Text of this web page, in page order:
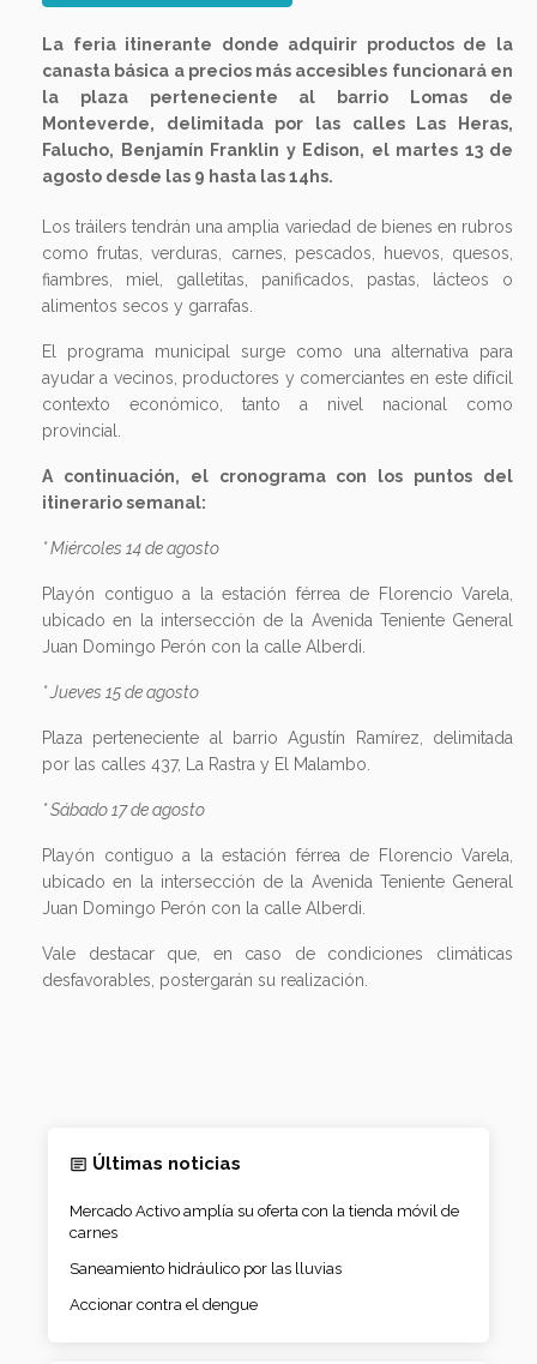
La feria itinerante donde adquirir productos de la
canasta básica a precios más accesibles funcionará en
la plaza perteneciente al barrio Lomas de
Monteverde, delimitada por las calles Las Heras,
Falucho, Benjamín Franklin y Edison, el martes 13 de
agosto desde las 9 hasta las 14hs.
Los tráilers tendrán una amplia variedad de bienes en rubros
como frutas, verduras, carnes, pescados, huevos, quesos,
fiambres, miel, galletitas, panificados, pastas, lácteos o
alimentos secos y garrafas.
El programa municipal surge como una alternativa para
ayudar a vecinos, productores y comerciantes en este difícil
contexto económico, tanto a nivel nacional como
provincial.
A continuación, el cronograma con los puntos del
itinerario semanal:
* Miércoles 14 de agosto
Playón contiguo a la estación férrea de Florencio Varela,
ubicado en la intersección de la Avenida Teniente General
Juan Domingo Perón con la calle Alberdi.
* Jueves 15 de agosto
Plaza perteneciente al barrio Agustín Ramírez, delimitada
por las calles 437, La Rastra y El Malambo.
* Sábado 17 de agosto
Playón contiguo a la estación férrea de Florencio Varela,
ubicado en la intersección de la Avenida Teniente General
Juan Domingo Perón con la calle Alberdi.
Vale destacar que, en caso de condiciones climáticas
desfavorables, postergarán su realización.
Últimas noticias
Mercado Activo amplía su oferta con la tienda móvil de
carnes
Saneamiento hidráulico por las lluvias
Accionar contra el dengue